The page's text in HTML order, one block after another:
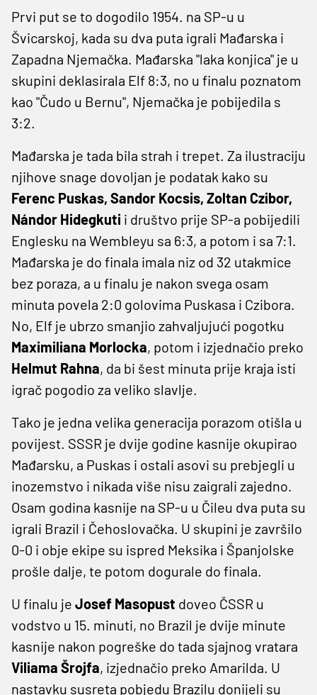
Prvi put se to dogodilo 1954. na SP-u u
Švicarskoj, kada su dva puta igrali Mađarska i
Zapadna Njemačka. Mađarska "laka konjica" je u
skupini deklasirala Elf 8:3, no u finalu poznatom
kao "Čudo u Bernu", Njemačka je pobijedila s
3:2.
Mađarska je tada bila strah i trepet. Za ilustraciju
njihove snage dovoljan je podatak kako su
Ferenc Puskas, Sandor Kocsis, Zoltan Czibor,
Nándor Hidegkuti i društvo prije SP-a pobijedili
Englesku na Wembleyu sa 6:3, a potom i sa 7:1.
Mađarska je do finala imala niz od 32 utakmice
bez poraza, a u finalu je nakon svega osam
minuta povela 2:0 golovima Puskasa i Czibora.
No, Elf je ubrzo smanjio zahvaljujući pogotku
Maximiliana Morlocka, potom i izjednačio preko
Helmut Rahna, da bi šest minuta prije kraja isti
igrač pogodio za veliko slavlje.
Tako je jedna velika generacija porazom otišla u
povijest. SSSR je dvije godine kasnije okupirao
Mađarsku, a Puskas i ostali asovi su prebjegli u
inozemstvo i nikada više nisu zaigrali zajedno.
Osam godina kasnije na SP-u u Čileu dva puta su
igrali Brazil i Čehoslovačka. U skupini je završilo
0-0 i obje ekipe su ispred Meksika i Španjolske
prošle dalje, te potom dogurale do finala.
U finalu je Josef Masopust doveo ČSSR u
vodstvo u 15. minuti, no Brazil je dvije minute
kasnije nakon pogreške do tada sjajnog vratara
Viliama Šrojfa, izjednačio preko Amarilda. U
nastavku susreta pobjedu Brazilu donijeli su